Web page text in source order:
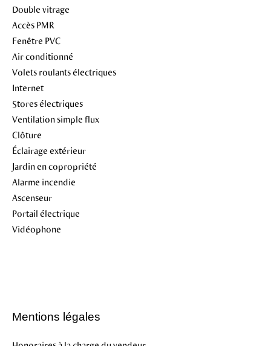
Double vitrage
Accès PMR
Fenêtre PVC
Air conditionné
Volets roulants électriques
Internet
Stores électriques
Ventilation simple flux
Clôture
Éclairage extérieur
Jardin en copropriété
Alarme incendie
Ascenseur
Portail électrique
Vidéophone
Mentions légales